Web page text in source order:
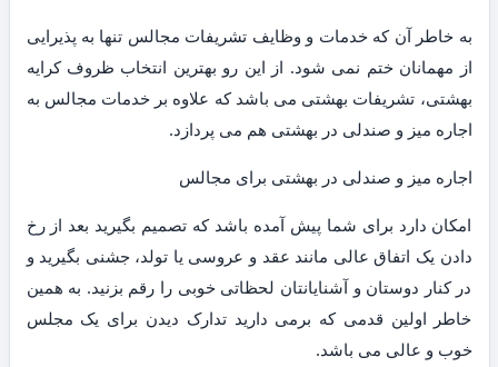
به خاطر آن که خدمات و وظایف تشریفات مجالس تنها به پذیرایی
از مهمانان ختم نمی شود. از این رو بهترین انتخاب ظروف کرایه
بهشتی، تشریفات بهشتی می باشد که علاوه بر خدمات مجالس به
اجاره میز و صندلی در بهشتی هم می پردازد.
اجاره میز و صندلی در بهشتی برای مجالس
امکان دارد برای شما پیش آمده باشد که تصمیم بگیرید بعد از رخ
دادن یک اتفاق عالی مانند عقد و عروسی یا تولد، جشنی بگیرید و
در کنار دوستان و آشنایانتان لحظاتی خوبی را رقم بزنید. به همین
خاطر اولین قدمی که برمی دارید تدارک دیدن برای یک مجلس
خوب و عالی می باشد.